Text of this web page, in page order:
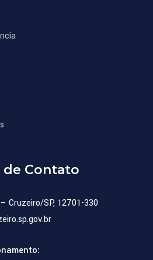
Contato
Cruzeiro/SP, 12701-330